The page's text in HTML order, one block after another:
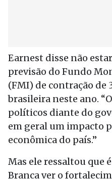
Earnest disse não
previsão do Fundo
(FMI) de contração de
brasileira neste ano.
políticos diante do
em geral um impacto
econômica do país.”
Mas ele ressaltou que
Branca ver o